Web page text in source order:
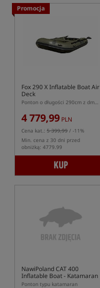
Promocja
Fox 290 X Inflatable Boat Air
Deck
Ponton o długości 290cm z dmuchaną podłogą Air Deck
4 779,99 PLN
Cena kat.: 5 399,99 / -11%
Min. cena z 30 dni przed
obniżką: 4779.99
KUP
NawiPoland CAT 400
Inflatable Boat- Katamaran
Ponton typu katamaran